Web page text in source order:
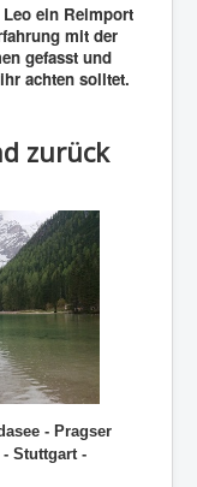
ein Reimport
mit der
gefasst und
achten solltet.
zurück
- Pragser
Stuttgart -